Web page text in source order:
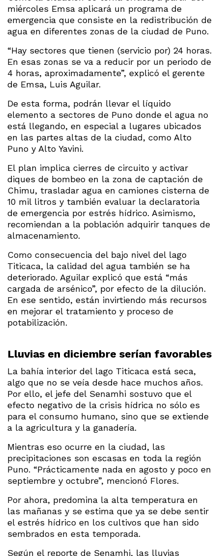
miércoles Emsa aplicará un programa de
emergencia que consiste en la redistribución de
agua en diferentes zonas de la ciudad de Puno.
“Hay sectores que tienen (servicio por) 24 horas.
En esas zonas se va a reducir por un periodo de
4 horas, aproximadamente”, explicó el gerente
de Emsa, Luis Aguilar.
De esta forma, podrán llevar el líquido
elemento a sectores de Puno donde el agua no
está llegando, en especial a lugares ubicados
en las partes altas de la ciudad, como Alto
Puno y Alto Yavini.
El plan implica cierres de circuito y activar
diques de bombeo en la zona de captación de
Chimu, trasladar agua en camiones cisterna de
10 mil litros y también evaluar la declaratoria
de emergencia por estrés hídrico. Asimismo,
recomiendan a la población adquirir tanques de
almacenamiento.
Como consecuencia del bajo nivel del lago
Titicaca, la calidad del agua también se ha
deteriorado. Aguilar explicó que está “más
cargada de arsénico”, por efecto de la dilución.
En ese sentido, están invirtiendo más recursos
en mejorar el tratamiento y proceso de
potabilización.
Lluvias en diciembre serían favorables
La bahía interior del lago Titicaca está seca,
algo que no se veía desde hace muchos años.
Por ello, el jefe del Senamhi sostuvo que el
efecto negativo de la crisis hídrica no sólo es
para el consumo humano, sino que se extiende
a la agricultura y la ganadería.
Mientras eso ocurre en la ciudad, las
precipitaciones son escasas en toda la región
Puno. “Prácticamente nada en agosto y poco en
septiembre y octubre”, mencionó Flores.
Por ahora, predomina la alta temperatura en
las mañanas y se estima que ya se debe sentir
el estrés hídrico en los cultivos que han sido
sembrados en esta temporada.
Según el reporte de Senamhi, las lluvias